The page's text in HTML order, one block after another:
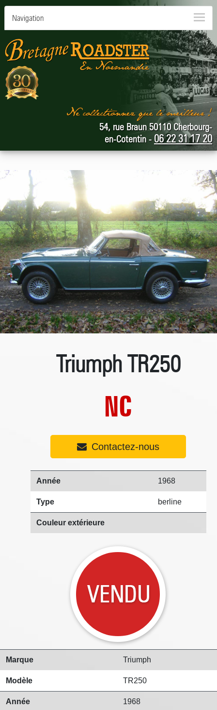
Navigation
54, rue Braun 50110 Cherbourg-
en-Cotentin - 06 22 31 17 20
Triumph TR250
NC
Contactez-nous
Année 1968
Type berline
Couleur extérieure
Marque Triumph
Modèle TR250
Année 1968